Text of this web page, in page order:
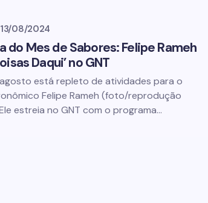
13/08/2024
do Mes de Sabores: Felipe Rameh
Daqui’ no GNT
está repleto de atividades para o
Felipe Rameh (foto/reprodução
estreia no GNT com o programa…